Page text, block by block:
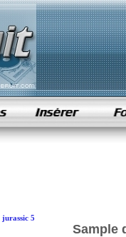
jurassic 5
Sample